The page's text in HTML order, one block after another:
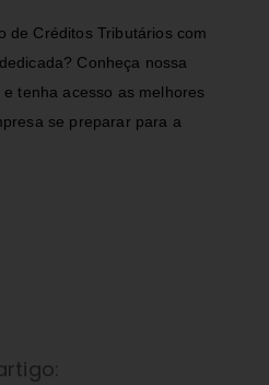
de Créditos Tributários com
Conheça nossa
e tenha acesso as melhores
se preparar para a